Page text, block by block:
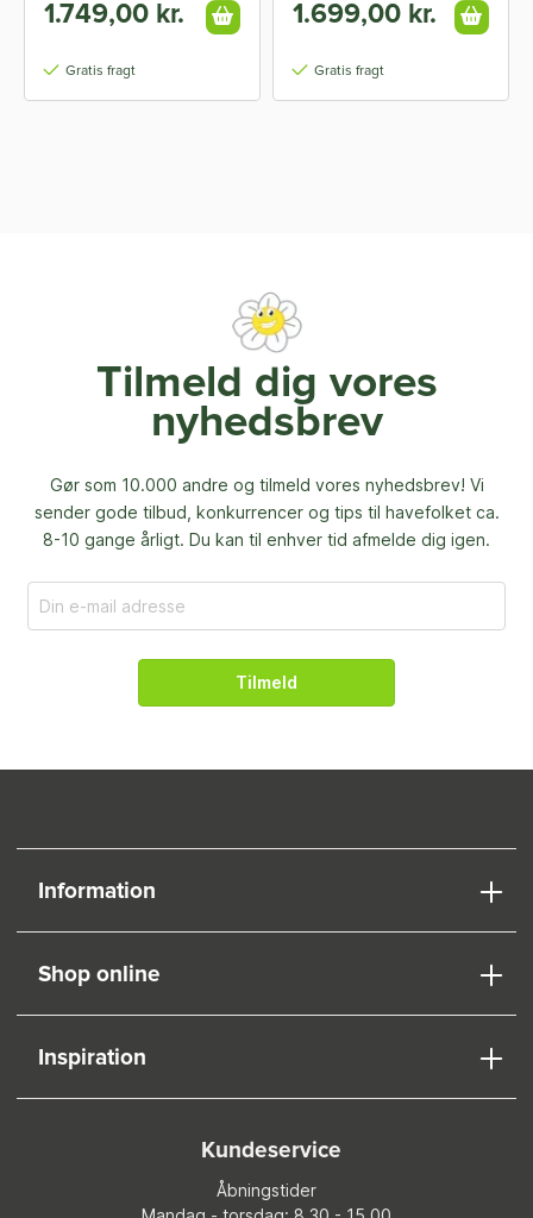
1.749,00 kr.
Gratis fragt
1.699,00 kr.
Gratis fragt
Tilmeld dig vores
nyhedsbrev
Gør som 10.000 andre og tilmeld vores nyhedsbrev! Vi
sender gode tilbud, konkurrencer og tips til havefolket ca.
8-10 gange årligt. Du kan til enhver tid afmelde dig igen.
Tilmeld
Information
Shop online
Inspiration
Kundeservice
Åbningstider